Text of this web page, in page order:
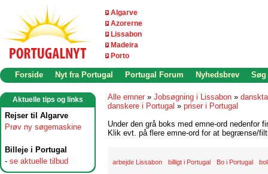
Algarve
Azorerne
Lissabon
Madeira
Porto
Forside Nyt fra Portugal Portugal Forum Nyhedsbrev Søg
Aktuelle tips og links
Rejser til Algarve
Prøv ny søgemaskine
Billeje i Portugal
- se aktuelle tilbud
Alle emner » Jobsøgning i Lissabon »
danskere i Portugal » priser i Portugal
Under den grå boks med emne-ord nedenfor
Klik evt. på flere emne-ord for at begrænse/
arbejde Lissabon billigt i Portugal Bo i Portugal